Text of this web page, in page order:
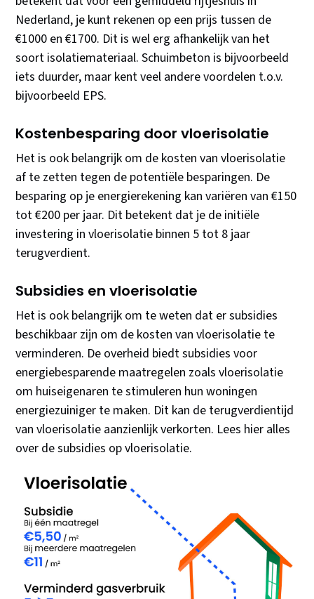
Nederland, je kunt rekenen op een prijs tussen de
€1000 en €1700. Dit is wel erg afhankelijk van het
soort isolatiemateriaal. Schuimbeton is bijvoorbeeld
iets duurder, maar kent veel andere voordelen t.o.v.
bijvoorbeeld EPS.
Kostenbesparing door vloerisolatie
Het is ook belangrijk om de kosten van vloerisolatie
af te zetten tegen de potentiële besparingen. De
besparing op je energierekening kan variëren van €150
tot €200 per jaar. Dit betekent dat je de initiële
investering in vloerisolatie binnen 5 tot 8 jaar
terugverdient.
Subsidies en vloerisolatie
Het is ook belangrijk om te weten dat er subsidies
beschikbaar zijn om de kosten van vloerisolatie te
verminderen. De overheid biedt subsidies voor
energiebesparende maatregelen zoals vloerisolatie
om huiseigenaren te stimuleren hun woningen
energiezuiniger te maken. Dit kan de terugverdientijd
van vloerisolatie aanzienlijk verkorten. Lees hier alles
over de subsidies op vloerisolatie.